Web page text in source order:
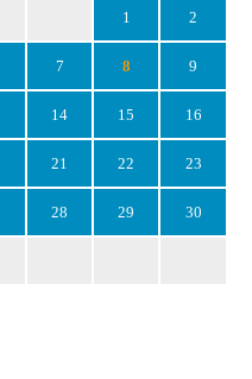
1 2
7 8 9
14 15 16
21 22 23
28 29 30